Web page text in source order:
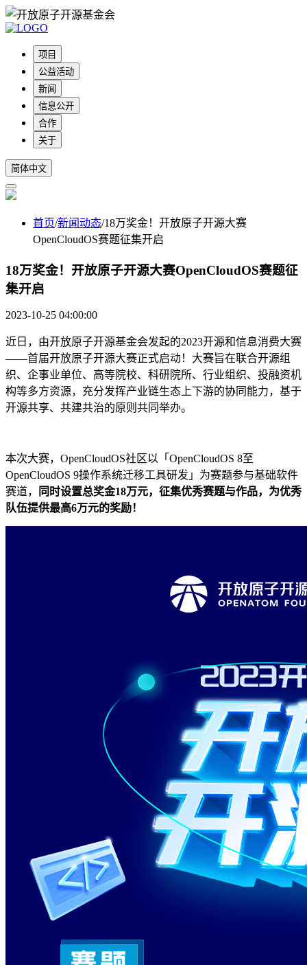
项目
公益活动
新闻
信息公开
合作
关于
简体中文
首页/新闻动态/18万奖金！开放原子开源大赛
OpenCloudOS赛题征集开启
18万奖金！开放原子开源大赛OpenCloudOS赛题征
集开启
2023-10-25 04:00:00
近日，由开放原子开源基金会发起的2023开源和信息消费大赛
——首届开放原子开源大赛正式启动！大赛旨在联合开源组
织、企事业单位、高等院校、科研院所、行业组织、投融资机
构等多方资源，充分发挥产业链生态上下游的协同能力，基于
开源共享、共建共治的原则共同举办。
本次大赛，OpenCloudOS社区以「OpenCloudOS 8至
OpenCloudOS 9操作系统迁移工具研发」为赛题参与基础软件
赛道，
同时设置总奖金18万元，征集优秀赛题与作品，为优秀
队伍提供最高6万元的奖励！